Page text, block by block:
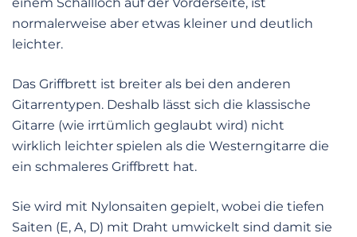
normalerweise aber etwas kleiner und deutlich
leichter.
Das Griffbrett ist breiter als bei den anderen
Gitarrentypen. Deshalb lässt sich die klassische
Gitarre (wie irrtümlich geglaubt wird) nicht
wirklich leichter spielen als die Westerngitarre die
ein schmaleres Griffbrett hat.
Sie wird mit Nylonsaiten gepielt, wobei die tiefen
Saiten (E, A, D) mit Draht umwickelt sind damit sie